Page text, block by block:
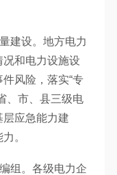
建设。地方电力
和电力设施设
风险，落实“专
、市、县三级电
应急能力建
。
组。各级电力企